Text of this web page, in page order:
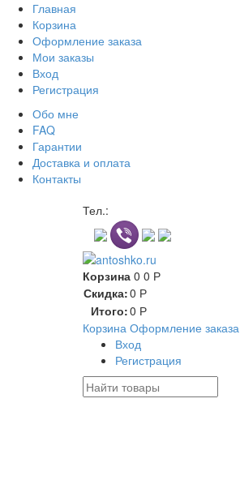
Главная
Корзина
Оформление заказа
Мои заказы
Вход
Регистрация
Обо мне
FAQ
Гарантии
Доставка и оплата
Контакты
Тел.:
Корзина 0 0 Р
Скидка:0 Р
Итого:0 Р
Корзина Оформление заказа
Вход
Регистрация